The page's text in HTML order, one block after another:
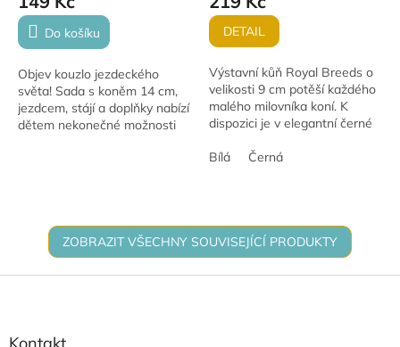
Do košíku
Objev kouzlo jezdeckého
světa! Sada s koněm 14 cm,
jezdcem, stájí a doplňky nabízí
dětem nekonečné možnosti
DETAIL
Výstavní kůň Royal Breeds o
velikosti 9 cm potěší každého
malého milovníka koní. K
dispozici je v elegantní černé
sbírky nebo k vytváření
Bílá Černá
ZOBRAZIT VŠECHNY SOUVISEJÍCÍ PRODUKTY
Z